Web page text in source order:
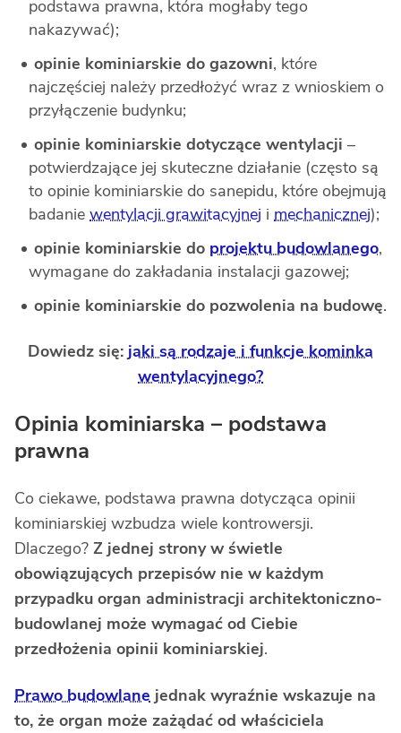
podstawa prawna, która mogłaby tego
nakazywać);
opinie kominiarskie do gazowni, które
najczęściej należy przedłożyć wraz z wnioskiem o
przyłączenie budynku;
opinie kominiarskie dotyczące wentylacji –
potwierdzające jej skuteczne działanie (często są
to opinie kominiarskie do sanepidu, które obejmują
badanie wentylacji grawitacyjnej i mechanicznej);
opinie kominiarskie do projektu budowlanego,
wymagane do zakładania instalacji gazowej;
opinie kominiarskie do pozwolenia na budowę.
Dowiedz się: jaki są rodzaje i funkcje kominka
wentylacyjnego?
Opinia kominiarska – podstawa
prawna
Co ciekawe, podstawa prawna dotycząca opinii
kominiarskiej wzbudza wiele kontrowersji.
Dlaczego? Z jednej strony w świetle
obowiązujących przepisów nie w każdym
przypadku organ administracji architektoniczno-
budowlanej może wymagać od Ciebie
przedłożenia opinii kominiarskiej.
Prawo budowlane jednak wyraźnie wskazuje na
to, że organ może zażądać od właściciela